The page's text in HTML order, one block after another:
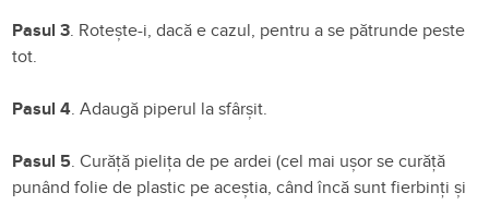
Pasul 3. Rotește-i, dacă e cazul, pentru a se pătrunde peste
tot.
Pasul 4. Adaugă piperul la sfârșit.
Pasul 5. Curăță pielița de pe ardei (cel mai ușor se curăță
punând folie de plastic pe aceștia, când încă sunt fierbinți și